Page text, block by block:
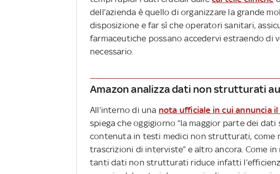
dell’azienda è quello di organizzare la grande
disposizione e far sì che operatori sanitari,
farmaceutiche possano accedervi estraendo
necessario.
Amazon analizza dati non strutturati
All’interno di una nota ufficiale in cui annuncia
spiega che oggigiorno “la maggior parte dei
contenuta in testi medici non strutturati, come
trascrizioni di interviste” e altro ancora. Come
tanti dati non strutturati riduce infatti